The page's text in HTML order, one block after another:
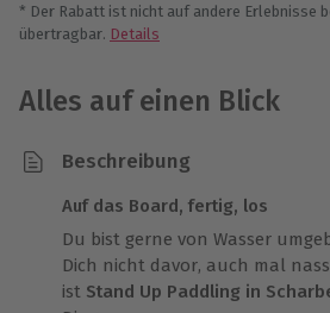
* Der Rabatt ist nicht auf andere Erlebnisse
übertragbar. Details
Alles auf einen Blick
Beschreibung
Auf das Board, fertig, los
Du bist gerne von Wasser
Dich nicht davor, auch mal
ist Stand Up Paddling in